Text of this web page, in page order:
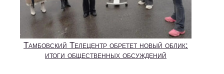
Тамбовский Телецентр обретет новый облик:
итоги общественных обсуждений